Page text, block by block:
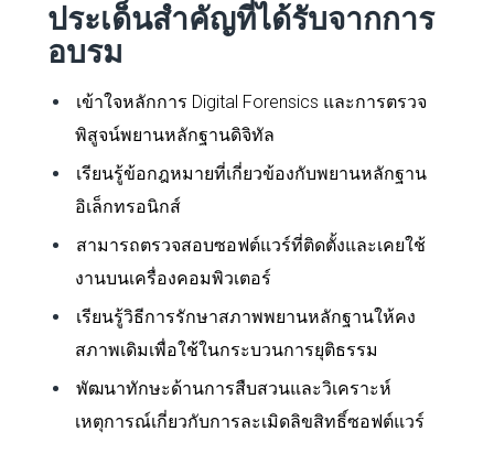
ประเด็นสำคัญที่ได้รับจากการ
อบรม
เข้าใจหลักการ Digital Forensics และการตรวจ
พิสูจน์พยานหลักฐานดิจิทัล
เรียนรู้ข้อกฎหมายที่เกี่ยวข้องกับพยานหลักฐาน
อิเล็กทรอนิกส์
สามารถตรวจสอบซอฟต์แวร์ที่ติดตั้งและเคยใช้
งานบนเครื่องคอมพิวเตอร์
เรียนรู้วิธีการรักษาสภาพพยานหลักฐานให้คง
สภาพเดิมเพื่อใช้ในกระบวนการยุติธรรม
พัฒนาทักษะด้านการสืบสวนและวิเคราะห์
เหตุการณ์เกี่ยวกับการละเมิดลิขสิทธิ์ซอฟต์แวร์